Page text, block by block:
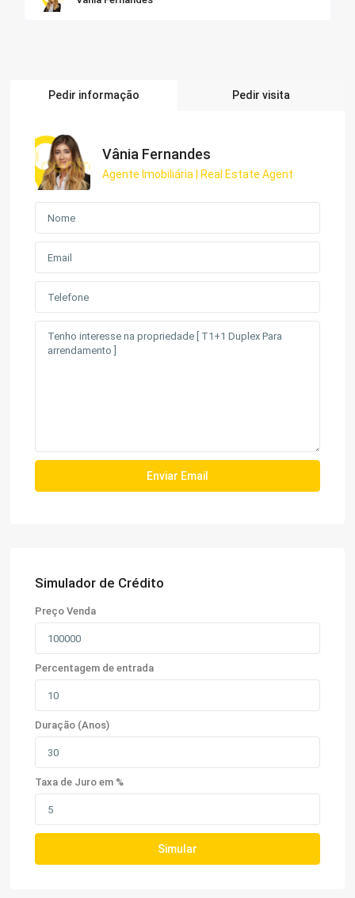
Pedir informação Pedir visita
Vânia Fernandes
Agente Imobiliária | Real Estate Agent
Simulador de Crédito
Preço Venda
Percentagem de entrada
Duração (Anos)
Taxa de Juro em %
Simular